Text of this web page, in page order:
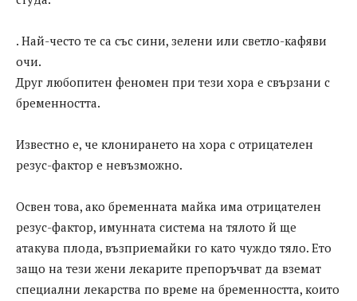
. Най-често те са със сини, зелени или светло-кафяви
очи.
Друг любопитен феномен при тези хора е свързани с
бременността.
Известно е, че клонирането на хора с отрицателен
резус-фактор е невъзможно.
Освен това, ако бременната майка има отрицателен
резус-фактор, имунната система на тялото й ще
атакува плода, възприемайки го като чуждо тяло. Ето
защо на тези жени лекарите препоръчват да вземат
специални лекарства по време на бременността, които